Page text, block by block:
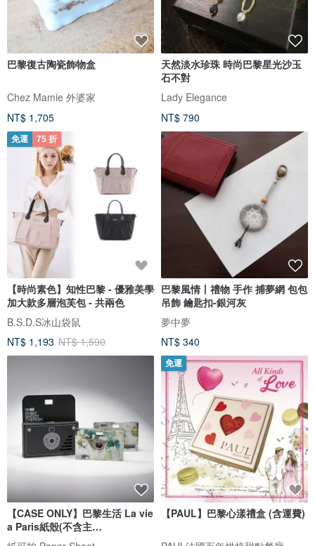
巴黎復古陶瓷飾物盒
Chez Mamie 外婆家
NT$ 1,705
天然淡水珍珠 時尚巴黎星光沙玉
石不對
Lady Elegance
NT$ 790
免運 75 折
【時尚素色】知性巴黎 - 優雅美學
加大款多層泡芙包 - 共兩色
B.S.D.S冰山袋鼠
NT$ 1,193 NT$ 1,590
巴黎風情丨禮物 手作 捕夢網 包包
吊飾 鑰匙扣-銀河灰
夢中夢
NT$ 340
【CASE ONLY】巴黎生活 La vie
a Paris紙殼(不含主
機)PaperShoot
免運
【PAUL】巴黎心漾禮盒 (含運費)